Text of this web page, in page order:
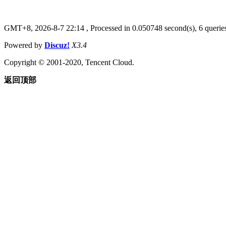
GMT+8, 2026-8-7 22:14 , Processed in 0.050748 second(s), 6
Powered by Discuz! X3.4
Copyright © 2001-2020, Tencent Cloud.
返回顶部